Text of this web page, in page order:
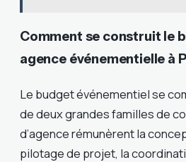
Comment se construit le
agence événementielle à
Le budget événementiel se
de deux grandes familles de
d’agence rémunèrent la
pilotage de projet, la